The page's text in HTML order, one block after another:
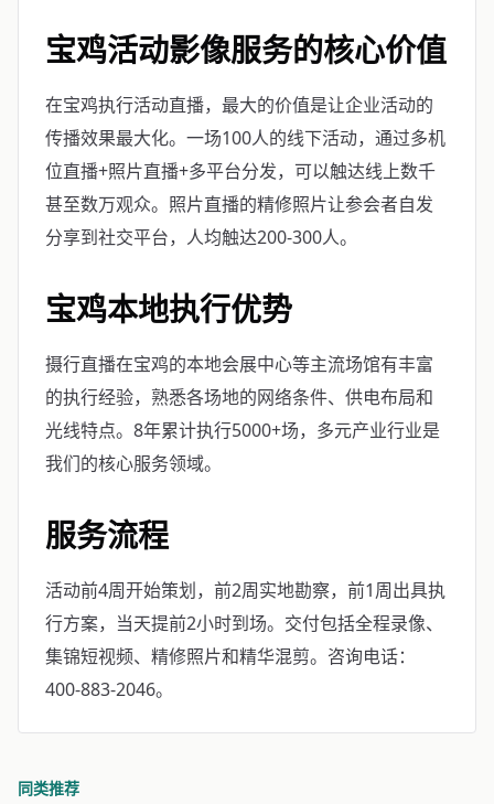
宝鸡活动影像服务的核心价值
在宝鸡执行活动直播，最大的价值是让企业活动的
传播效果最大化。一场100人的线下活动，通过多机
位直播+照片直播+多平台分发，可以触达线上数千
甚至数万观众。照片直播的精修照片让参会者自发
分享到社交平台，人均触达200-300人。
宝鸡本地执行优势
摄行直播在宝鸡的本地会展中心等主流场馆有丰富
的执行经验，熟悉各场地的网络条件、供电布局和
光线特点。8年累计执行5000+场，多元产业行业是
我们的核心服务领域。
服务流程
活动前4周开始策划，前2周实地勘察，前1周出具执
行方案，当天提前2小时到场。交付包括全程录像、
集锦短视频、精修照片和精华混剪。咨询电话：
400-883-2046。
同类推荐